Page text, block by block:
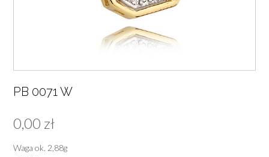
PB 0071 W
0,00 zł
Waga ok. 2,88g